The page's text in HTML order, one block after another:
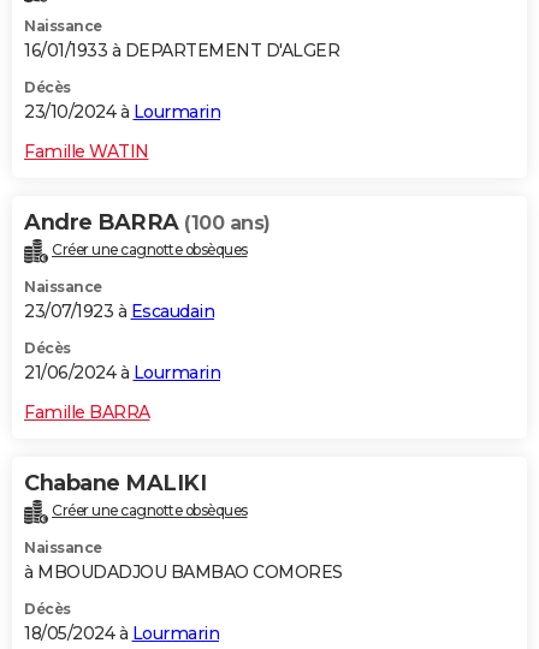
Naissance
16/01/1933 à DEPARTEMENT D'ALGER
Décès
23/10/2024 à Lourmarin
Famille WATIN
Andre BARRA (100 ans)
Créer une cagnotte obsèques
Naissance
23/07/1923 à Escaudain
Décès
21/06/2024 à Lourmarin
Famille BARRA
Chabane MALIKI
Créer une cagnotte obsèques
Naissance
à MBOUDADJOU BAMBAO COMORES
Décès
18/05/2024 à Lourmarin